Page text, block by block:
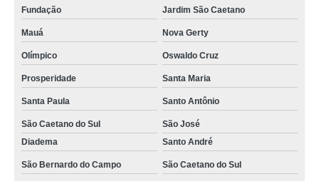
Fundação Jardim São Caetano
Mauá Nova Gerty
Olímpico Oswaldo Cruz
Prosperidade Santa Maria
Santa Paula Santo Antônio
São Caetano do Sul
São José
Diadema
Santo André
São Bernardo do Campo São Caetano do Sul